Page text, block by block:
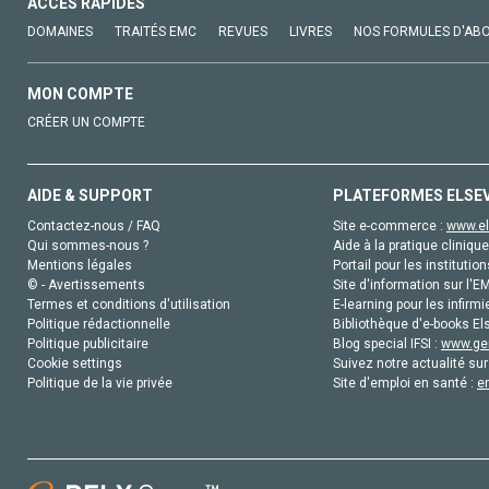
DOMAINES TRAITÉS EMC REVUES LIVRES NOS FORMULES
MON COMPTE
CRÉER UN COMPTE
AIDE & SUPPORT
Contactez-nous / FAQ
Qui sommes-nous ?
Mentions légales
© - Avertissements
Termes et conditions d'utilisation
Politique rédactionnelle
Politique publicitaire
Cookie settings
Politique de la vie privée
PLATEFORMES
Site e-commerce :
Aide à la pratique
Portail pour les
Site d'information sur
E-learning pour les
Bibliothèque d'e-books
Blog special IFSI :
Suivez notre actualité
Site d'emploi en santé :